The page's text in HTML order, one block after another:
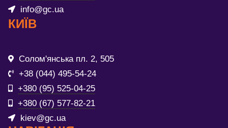
info@gc.ua
КИЇВ
Солом'янська пл. 2, 505
+38 (044) 495-54-24
+380 (95) 525-04-25
+380 (67) 577-82-21
kiev@gc.ua